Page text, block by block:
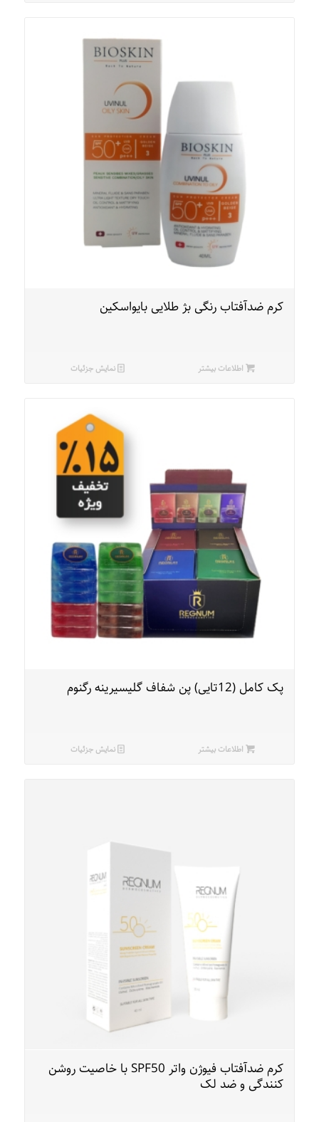
کرم ضدآفتاب رنگی بژ طلایی بایواسکین
اطلاعات بیشتر نمایش جزئیات
پک کامل (12تایی) پن شفاف گلیسیرینه رگنوم
اطلاعات بیشتر نمایش جزئیات
کرم ضدآفتاب فیوژن واتر SPF50 با خاصیت روشن
کنندگی و ضد لک